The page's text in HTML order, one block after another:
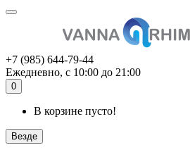
+7 (985) 644-79-44
Ежедневно, с 10:00 до 21:00
0
В корзине пусто!
Везде